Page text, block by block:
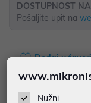
DOSTUPNOST
Pošaljite upit na
Dodaj u
Nužni